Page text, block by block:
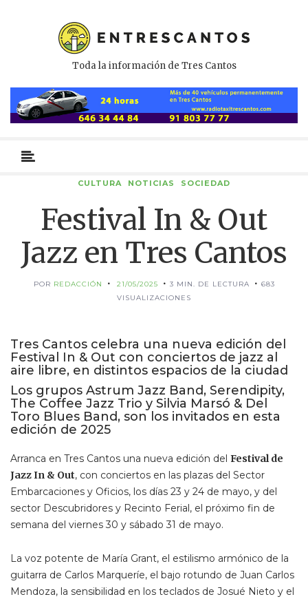
Toda la información de Tres Cantos
primario
CULTURA NOTICIAS SOCIEDAD
Festival In & Out
Jazz en Tres Cantos
POR REDACCIÓN 21/05/2025 3 MIN. DE LECTURA
683
VISUALIZACIONES
Tres Cantos celebra una nueva edición del
Festival In & Out con conciertos de jazz al
aire libre, en distintos espacios de la ciudad
Los grupos Astrum Jazz Band, Serendipity,
The Coffee Jazz Trio y Silvia Marsó & Del
Toro Blues Band, son los invitados en esta
edición de 2025
Arranca en Tres Cantos una nueva edición del Festival de
Jazz In & Out, con conciertos en las plazas del Sector
Embarcaciones y Oficios, los días 23 y 24 de mayo, y del
sector Descubridores y Recinto Ferial, el próximo fin de
semana del viernes 30 y sábado 31 de mayo.
La voz potente de María Grant, el estilismo armónico de la
guitarra de Carlos Marqueríe, el bajo rotundo de Juan Carlos
Mendoza, la sensibilidad en los teclados de Josué Nieto y el